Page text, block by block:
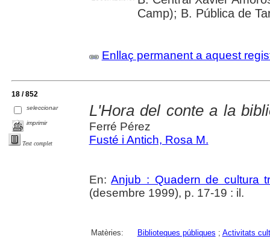
Camp); B. Pública de
Enllaç permanent a aquest
18 / 852
seleccionar
imprimir
Text complet
L'Hora del conte a la
Ferré Pérez
Fusté i Antich, Rosa M.
En:Anjub : Quadern de cultura
(desembre 1999), p. 17-19 : il.
Matèries: Biblioteques públiques ; Activitats